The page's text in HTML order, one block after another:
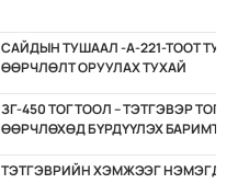
САЙДЫН ТУШААЛ -А-221-ТООТ
ӨӨРЧЛӨЛТ ОРУУЛАХ ТУХАЙ
ЗГ-450 ТОГТООЛ – ТЭТГЭВЭР
ӨӨРЧЛӨХӨД БҮРДҮҮЛЭХ БАРИМТ
ТЭТГЭВРИЙН ХЭМЖЭЭГ